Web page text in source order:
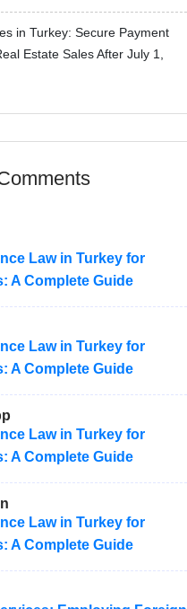
in Turkey: Secure Payment
Estate Sales After July 1,
Law in Turkey for
A Complete Guide
Law in Turkey for
A Complete Guide
Law in Turkey for
A Complete Guide
Law in Turkey for
A Complete Guide